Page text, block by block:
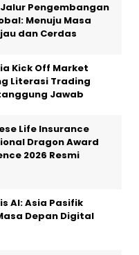
Pengembangan
Menuju Masa
dan Cerdas
Kick Off Market
Literasi Trading
Jawab
Life Insurance
Dragon Award
2026 Resmi
AI: Asia Pasifik
Depan Digital